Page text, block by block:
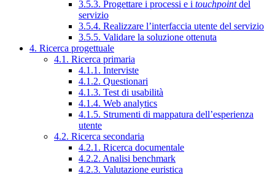
3.5.3. Progettare i processi e i touchpointdel
servizio
3.5.4. Realizzare l’interfaccia utente del servizio
3.5.5. Validare la soluzione ottenuta
4. Ricerca progettuale
4.1. Ricerca primaria
4.1.1. Interviste
4.1.2. Questionari
4.1.3. Test di usabilità
4.1.4. Web analytics
4.1.5. Strumenti di mappatura dell’esperienza
utente
4.2. Ricerca secondaria
4.2.1. Ricerca documentale
4.2.2. Analisi benchmark
4.2.3. Valutazione euristica